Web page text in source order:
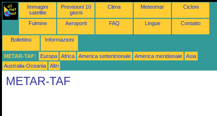
Immagini
satellite
Previsioni 10
giorni
Clima Meteomar Cicloni
Fulmine Aeroporti FAQ Lingue Contatto
Bollettino Informazioni
METAR-TAF: Europa Africa America settentrionale America meridionale
Asia
Australia-Oceania
Altri
METAR-TAF